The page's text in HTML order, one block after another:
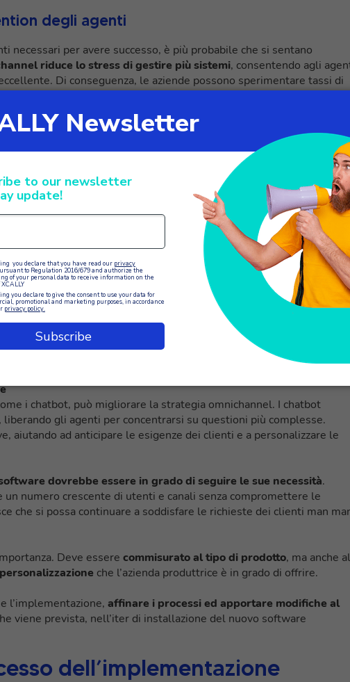
degli agenti
necessari per avere successo, è più probabile che si sentano
riduce lo stress di gestire più sistemi, consentendo agli
Di conseguenza, le aziende possono sperimentare tassi di
dei dipendenti.
cercare in un software
customer care è da valutare con attenzione. Si devono tener
la transizione.
senza problemicon gli strumenti esistenti, come isistemi
e gli strumenti di gestione dei social media. Questa integrazione
siano centralizzate e accessibili, consentendo agli agenti di
capacità analitiche ben strutturate
. La reportistica in tempo
chiave di prestazione (KPI), come i tempi di risposta, i tassi di
del cliente. Questi approfondimenti possono aiutare a identificare
agenti e prendere decisioni basate sui dati.
i chatbot, può migliorare la strategia omnichannel. I chatbot
gli agenti per concentrarsi su questioni più complesse.
aiutando ad anticipare le esigenze dei clienti e a personalizzare le
dovrebbe essere in grado di seguire le sue necessità.
un numero crescente di utenti e canali senza compromettere le
che si possa continuare a soddisfare le richieste dei clienti man
Deve essere commisurato al tipo di prodotto, ma anche al
che l’azienda produttrice è in grado di offrire.
l’implementazione, affinare i processi ed apportare modifiche al
viene prevista, nell’iter di installazione del nuovo software
dell’implementazione